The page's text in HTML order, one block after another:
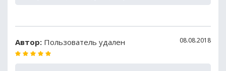
Автор: Пользователь удален 08.08.2018